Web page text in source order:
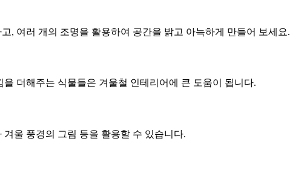
, 여러 개의 조명을 활용하여 공간을 밝고 아늑하게 만들어 보세요.
더해주는 식물들은 겨울철 인테리어에 큰 도움이 됩니다.
울 풍경의 그림 등을 활용할 수 있습니다.